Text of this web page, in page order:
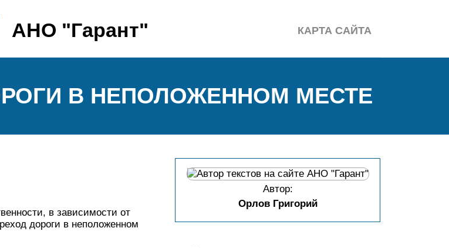
АНО "Гарант" КАРТА САЙТА
В НЕПОЛОЖЕННОМ МЕСТЕ
в зависимости от
дороги в неположенном
Автор:
Орлов Григорий